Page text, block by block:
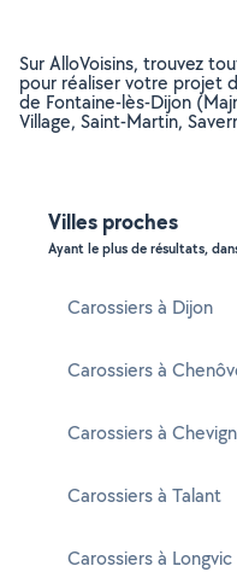
Sur AlloVoisins, trouvez
pour réaliser votre projet
de Fontaine-lès-Dijon
Village, Saint-Martin,
Villes proches
Ayant le plus de résultats,
Carossiers à Dijon
Carossiers à
Carossiers à
Carossiers à Talant
Carossiers à Longvic